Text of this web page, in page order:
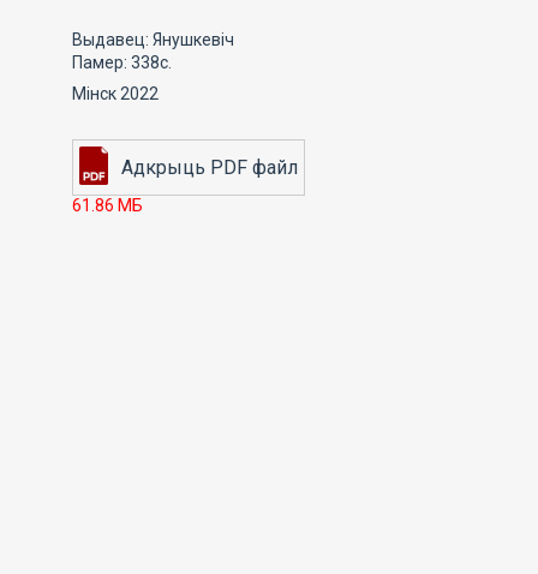
Выдавец: Янушкевіч
Памер: 338с.
Мінск 2022
61.86 МБ